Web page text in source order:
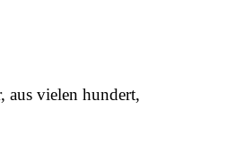
aus vielen hundert,